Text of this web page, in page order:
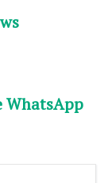
WhatsApp